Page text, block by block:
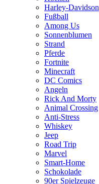
Harley-Davidson
Fußball
Among Us
Sonnenblumen
Strand
Pferde
Fortnite
Minecraft
DC Comics
Angeln
Rick And Morty
Animal Crossing
Anti-Stress
Whiskey
Jeep
Road Trip
Marvel
Smart-Home
Schokolade
90er Spielzeuge